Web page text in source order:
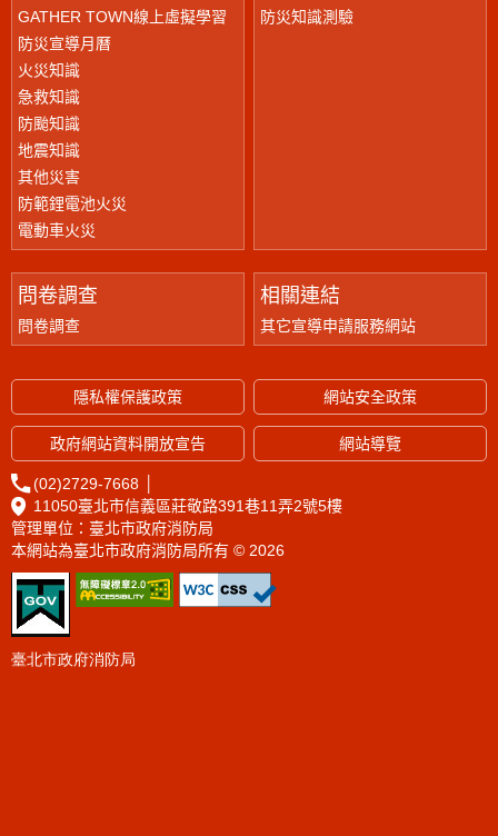
GATHER TOWN線上虛擬學習
防災宣導月曆
火災知識
急救知識
防颱知識
地震知識
其他災害
防範鋰電池火災
電動車火災
防災知識測驗
問卷調查
問卷調查
相關連結
其它宣導申請服務網站
隱私權保護政策 網站安全政策
政府網站資料開放宣告 網站導覽
(02)2729-7668
11050臺北市信義區莊敬路391巷11弄2號5樓
管理單位：臺北市政府消防局
本網站為臺北市政府消防局所有 © 2026
臺北市政府消防局